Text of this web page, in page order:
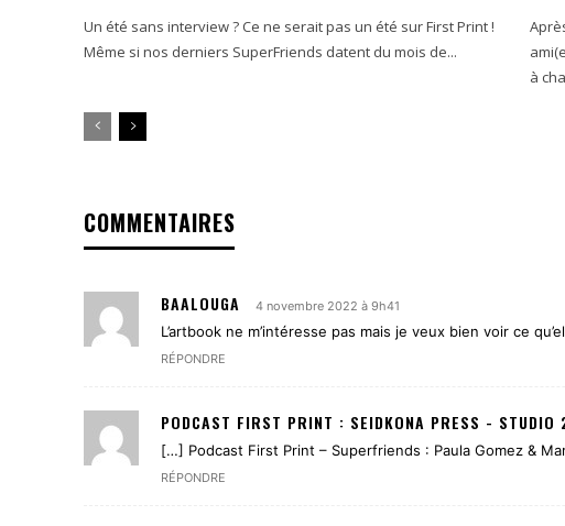
Un été sans interview ? Ce ne serait pas un été sur First Print !
Même si nos derniers SuperFriends datent du mois de...
à
COMMENTAIRES
BAALOUGA 4 novembre 2022 à 9h41
L’artbook ne m’intéresse pas mais je veux bien voir ce
RÉPONDRE
PODCAST FIRST PRINT : SEIDKONA PRESS - STUDIO
[…] Podcast First Print – Superfriends : Paula Gomez &
RÉPONDRE